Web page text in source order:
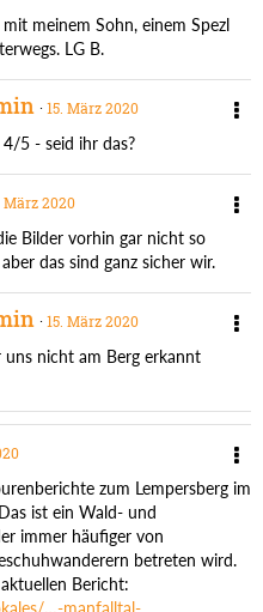
meinem Sohn, einem Spezl
LG B.
15. März 2020
5 - seid ihr das?
März 2020
Bilder vorhin gar nicht so
das sind ganz sicher wir.
15. März 2020
uns nicht am Berg erkannt
zum Lempersberg im
ist ein Wald- und
immer häufiger von
betreten wird.
Bericht:
…-manfalltal-